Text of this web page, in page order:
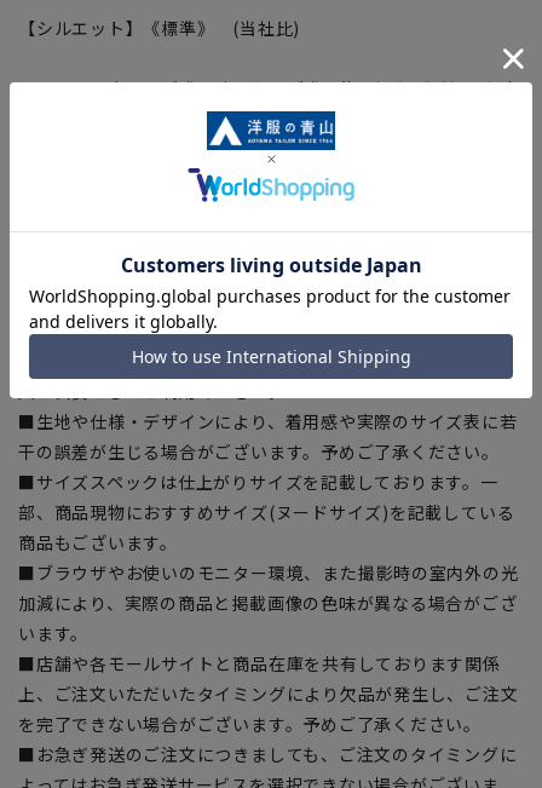
【シルエット】《標準》 (当社比)
■こちらの商品はご購入時またはご購入後の裾上げが必要な商
品となります。裾上げテープは当サイトでご購入いただけま
SUSOTAPE010
※こちらの商品は在庫切れの場合がございます。
【商品に関するご注意】
■商品画像はサンプルのため、色味やサイズ等の仕様に変更が
ある場合がございますので、予めご了承ください。
■ゆとり感には個人差があります。サイズ表を確認の上、ご購
■生地や仕様・デザインにより、着用感や実際のサイズ表に若
干の誤差が生じる場合がございます。予めご了承ください。
■サイズスペックは仕上がりサイズを記載しております。一
部、商品現物におすすめサイズ(ヌードサイズ)を記載している
商品もございます。
■ブラウザやお使いのモニター環境、また撮影時の室内外の光
加減により、実際の商品と掲載画像の色味が異なる場合がござ
います。
■店舗や各モールサイトと商品在庫を共有しております関係
上、ご注文いただいたタイミングにより欠品が発生し、ご注文
を完了できない場合がございます。予めご了承ください。
■お急ぎ発送のご注文につきましても、ご注文のタイミングに